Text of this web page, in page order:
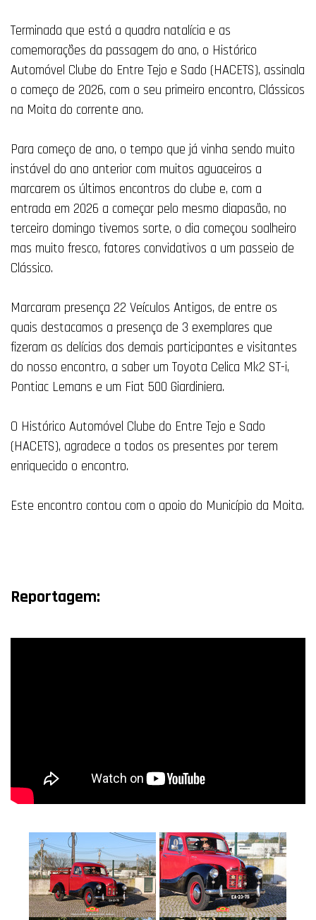
Terminada que está a quadra natalícia e as
comemorações da passagem do ano, o Histórico
Automóvel Clube do Entre Tejo e Sado (HACETS), assinala
o começo de 2026, com o seu primeiro encontro, Clássicos
na Moita do corrente ano.
Para começo de ano, o tempo que já vinha sendo muito
instável do ano anterior com muitos aguaceiros a
marcarem os últimos encontros do clube e, com a
entrada em 2026 a começar pelo mesmo diapasão, no
terceiro domingo tivemos sorte, o dia começou soalheiro
mas muito fresco, fatores convidativos a um passeio de
Clássico.
Marcaram presença 22 Veículos Antigos, de entre os
quais destacamos a presença de 3 exemplares que
fizeram as delícias dos demais participantes e visitantes
do nosso encontro, a saber um Toyota Celica Mk2 ST-i,
Pontiac Lemans e um Fiat 500 Giardiniera.
O Histórico Automóvel Clube do Entre Tejo e Sado
(HACETS), agradece a todos os presentes por terem
enriquecido o encontro.
Este encontro contou com o apoio do Município da Moita.
Reportagem: